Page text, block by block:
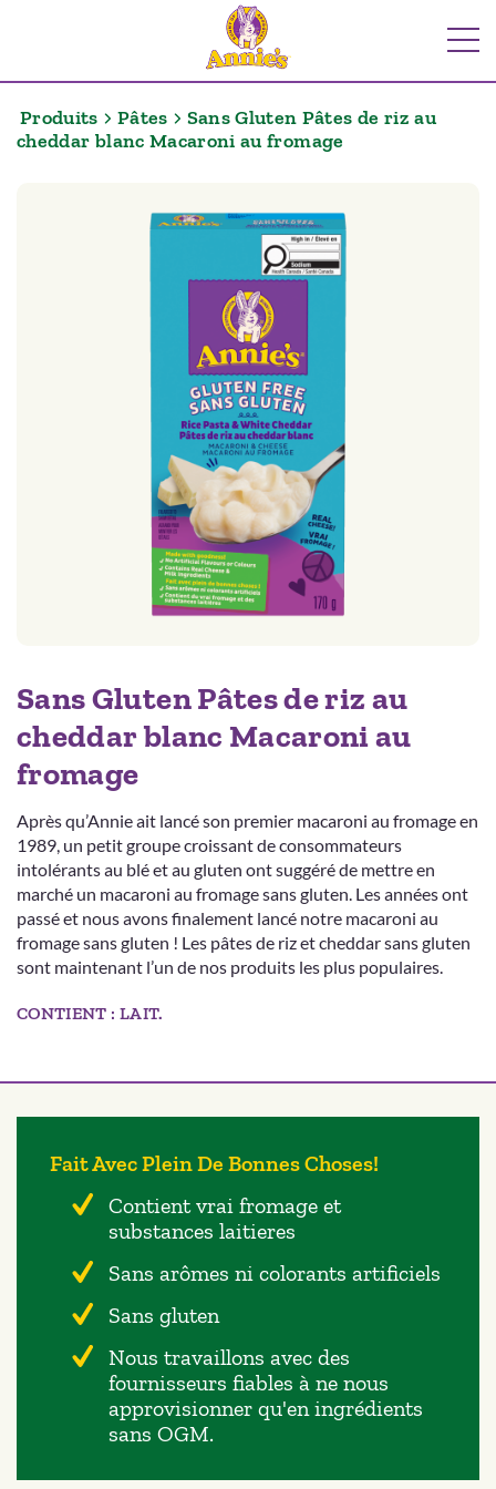
Produits Pâtes
Sans Gluten Pâtes de riz au
cheddar blanc Macaroni au fromage
Sans Gluten Pâtes de riz au
cheddar blanc Macaroni au
fromage
Après qu’Annie ait lancé son premier macaroni au fromage en
1989, un petit groupe croissant de consommateurs
intolérants au blé et au gluten ont suggéré de mettre en
marché un macaroni au fromage sans gluten. Les années ont
passé et nous avons finalement lancé notre macaroni au
fromage sans gluten ! Les pâtes de riz et cheddar sans gluten
sont maintenant l’un de nos produits les plus populaires.
CONTIENT : LAIT.
Fait Avec Plein De Bonnes Choses!
Contient vrai fromage et
substances laitieres
Sans arômes ni colorants artificiels
Sans gluten
Nous travaillons avec des
fournisseurs fiables à ne nous
approvisionner qu'en ingrédients
sans OGM.